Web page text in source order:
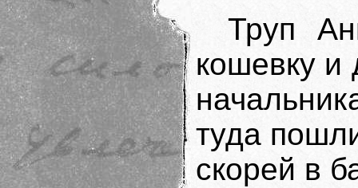
Труп
кошевку и
туда
скорей в